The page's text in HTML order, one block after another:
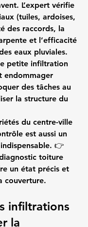
L’expert vérifie
(tuiles, ardoises,
des raccords, la
et l’efficacité
eaux pluviales.
petite infiltration
endommager
des tâches au
la structure du
du centre-ville
est aussi un
👉
toiture
un état précis et
couverture.
infiltrations
la